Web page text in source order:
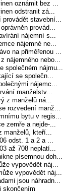
oznámit bez ...
odstranit zá...
provádět stavební...
provád...
nájemní s...
nájemné ne...
na přiměřenou ...
nájemného nebo...
společném nájmu...
se společn...
nájemc...
manželstv...
z manželů ná...
rozvedení manž...
bytu v regis...
zemře a nejde-...
manželů, kteří...
odst. 1 a 2 a ...
až 708 neplatí...
písemnou doh...
vypovědět náj...
vypovědět náj...
jsou náhradn...
skončením